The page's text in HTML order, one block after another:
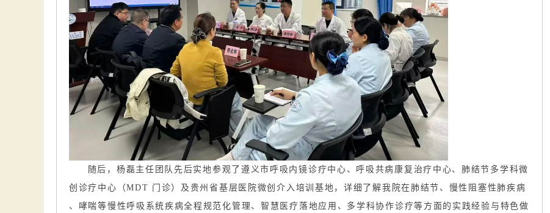
随后，杨磊主任团队先后实地参观了遵义市呼吸内镜诊疗中心、呼吸共病康复治疗中心、肺结节多学科微
创诊疗中心（MDT 门诊）及贵州省基层医院微创介入培训基地，详细了解我院在肺结节、 慢性阻塞性肺疾病
、哮喘等慢性呼吸系统疾病全程规范化管理、智慧医疗落地应用、多学科协作诊疗等方面的实践经验与特色做